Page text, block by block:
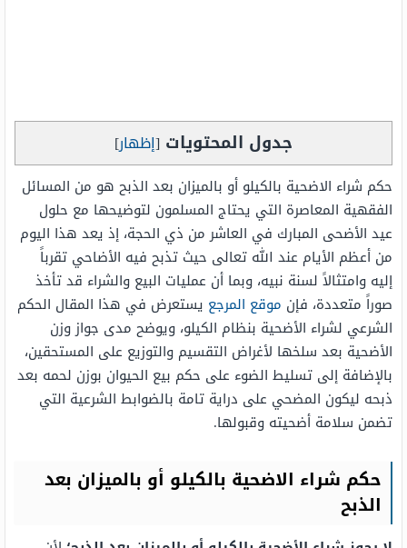
جدول المحتويات [إظهار]
حكم شراء الاضحية بالكيلو أو بالميزان بعد الذبح هو من المسائل
الفقهية المعاصرة التي يحتاج المسلمون لتوضيحها مع حلول
عيد الأضحى المبارك في العاشر من ذي الحجة، إذ يعد هذا اليوم
من أعظم الأيام عند الله تعالى حيث تذبح فيه الأضاحي تقرباً
إليه وامتثالاً لسنة نبيه، وبما أن عمليات البيع والشراء قد تأخذ
صوراً متعددة، فإن موقع المرجع يستعرض في هذا المقال الحكم
الشرعي لشراء الأضحية بنظام الكيلو، ويوضح مدى جواز وزن
الأضحية بعد سلخها لأغراض التقسيم والتوزيع على المستحقين،
بالإضافة إلى تسليط الضوء على حكم بيع الحيوان بوزن لحمه بعد
ذبحه ليكون المضحي على دراية تامة بالضوابط الشرعية التي
تضمن سلامة أضحيته وقبولها.
حكم شراء الاضحية بالكيلو أو بالميزان بعد
الذبح